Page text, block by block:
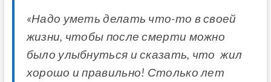
«Надо уметь делать что-то в своей
жизни, чтобы после смерти можно
было улыбнуться и сказать, что жил
хорошо и правильно! Столько лет